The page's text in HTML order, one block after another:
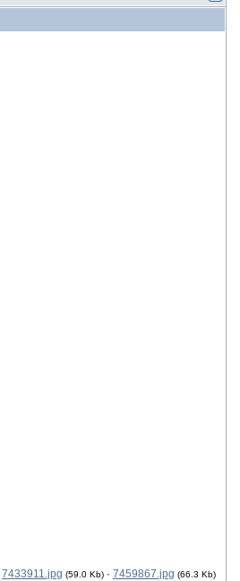
7433911.jpg (59.0 Kb) · 7459867.jpg (66.3 Kb)